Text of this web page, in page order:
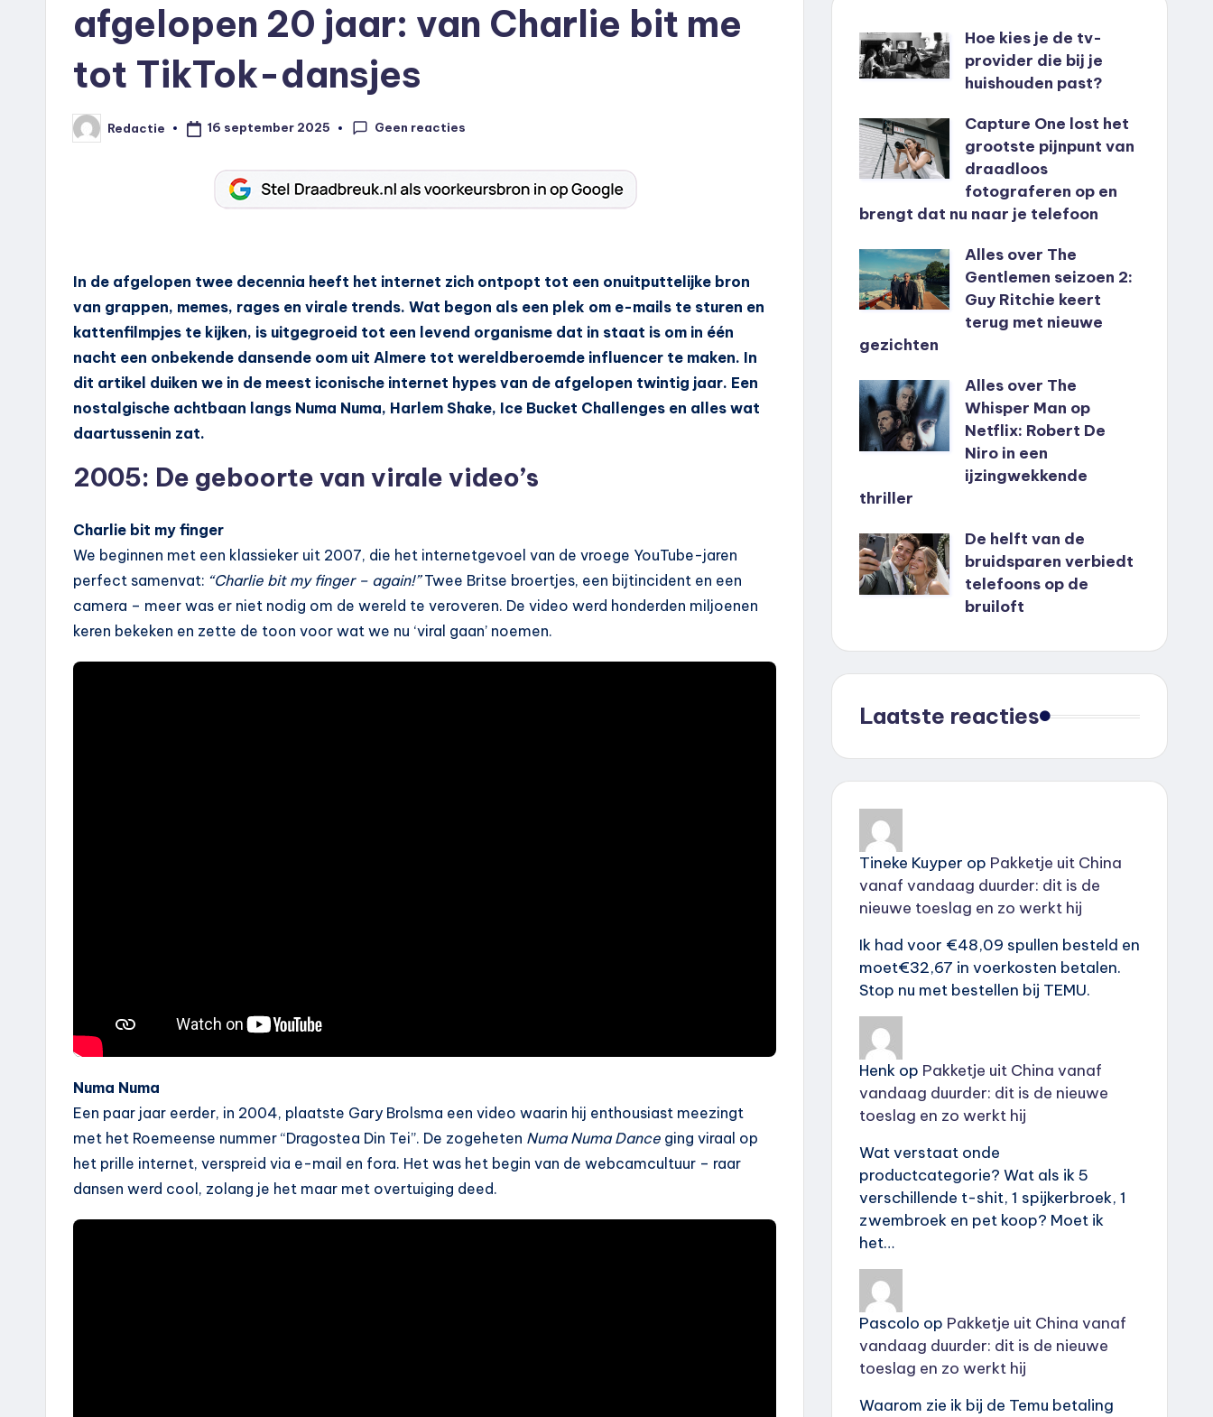
afgelopen 20 jaar: van Charlie bit me
tot TikTok-dansjes
Geplaatst
door
Redactie 16 september 2025 Geen reacties
In de afgelopen twee decennia heeft het internet zich ontpopt tot een onuitputtelijke bron
van grappen, memes, rages en virale trends. Wat begon als een plek om e-mails te sturen en
kattenfilmpjes te kijken, is uitgegroeid tot een levend organisme dat in staat is om in één
nacht een onbekende dansende oom uit Almere tot wereldberoemde influencer te maken. In
dit artikel duiken we in de meest iconische internet hypes van de afgelopen twintig jaar. Een
nostalgische achtbaan langs Numa Numa, Harlem Shake, Ice Bucket Challenges en alles wat
daartussenin zat.
2005: De geboorte van virale video’s
Charlie bit my finger
We beginnen met een klassieker uit 2007, die het internetgevoel van de vroege YouTube-jaren
perfect samenvat: “Charlie bit my finger – again!”Twee Britse broertjes, een bijtincident en een
camera – meer was er niet nodig om de wereld te veroveren. De video werd honderden miljoenen
keren bekeken en zette de toon voor wat we nu ‘viral gaan’ noemen.
Numa Numa
Een paar jaar eerder, in 2004, plaatste Gary Brolsma een video waarin hij enthousiast meezingt
met het Roemeense nummer “Dragostea Din Tei”. De zogeheten Numa Numa Dance ging viraal op
het prille internet, verspreid via e-mail en fora. Het was het begin van de webcamcultuur – raar
dansen werd cool, zolang je het maar met overtuiging deed.
Hoe kies je de tv-
provider die bij je
huishouden past?
Capture One lost het
grootste pijnpunt van
draadloos
fotograferen op en
brengt dat nu naar je telefoon
Alles over The
Gentlemen seizoen 2:
Guy Ritchie keert
terug met nieuwe
gezichten
Alles over The
Whisper Man op
Netflix: Robert De
Niro in een
ijzingwekkende
thriller
De helft van de
bruidsparen verbiedt
telefoons op de
bruiloft
Laatste reacties
Tineke Kuyper op Pakketje uit China
vanaf vandaag duurder: dit is de
nieuwe toeslag en zo werkt hij
Ik had voor €48,09 spullen besteld en
moet€32,67 in voerkosten betalen.
Stop nu met bestellen bij TEMU.
Henkop Pakketje uit China vanaf
vandaag duurder: dit is de nieuwe
toeslag en zo werkt hij
Wat verstaat onde
productcategorie? Wat als ik 5
verschillende t-shit, 1 spijkerbroek, 1
zwembroek en pet koop? Moet ik
het…
Pascolo op Pakketje uit China vanaf
vandaag duurder: dit is de nieuwe
toeslag en zo werkt hij
Waarom zie ik bij de Temu betaling